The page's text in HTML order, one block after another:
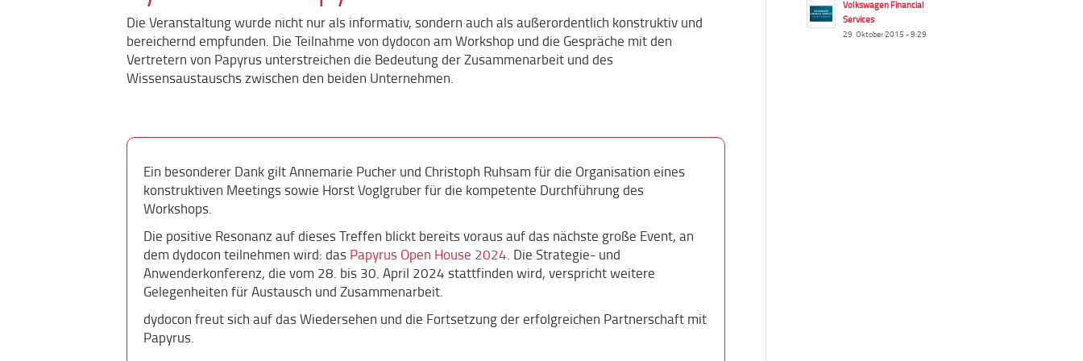
Die Veranstaltung wurde nicht nur als informativ, sondern auch als außerordentlich konstruktiv und
bereichernd empfunden. Die Teilnahme von dydocon am Workshop und die Gespräche mit den
Vertretern von Papyrus unterstreichen die Bedeutung der Zusammenarbeit und des
Wissensaustauschs zwischen den beiden Unternehmen.
Ein besonderer Dank gilt Annemarie Pucher und Christoph Ruhsam für die Organisation eines
konstruktiven Meetings sowie Horst Voglgruber für die kompetente Durchführung des
Workshops.
Die positive Resonanz auf dieses Treffen blickt bereits voraus auf das nächste große Event, an
dem dydocon teilnehmen wird: das Papyrus Open House 2024. Die Strategie- und
Anwenderkonferenz, die vom 28. bis 30. April 2024 stattfinden wird, verspricht weitere
Gelegenheiten für Austausch und Zusammenarbeit.
dydocon freut sich auf das Wiedersehen und die Fortsetzung der erfolgreichen Partnerschaft mit
Papyrus.
Volkswagen Financial
Services
29. Oktober 2015 - 9:29